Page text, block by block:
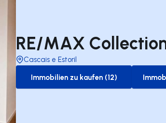
RE/MAX
Cascais e Estoril
to-buy-listing
Immobilien zu kaufen (12)